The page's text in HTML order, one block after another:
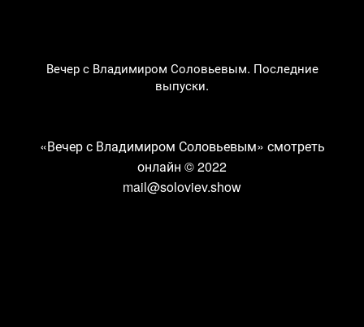
Вечер с Владимиром Соловьевым. Последние
выпуски.
«Вечер с Владимиром Соловьевым» смотреть
онлайн © 2022
mail@soloviev.show